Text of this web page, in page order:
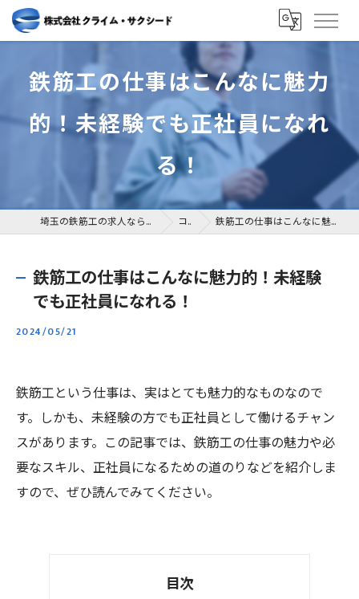
鉄筋工の仕事はこんなに魅力
的！未経験でも正社員になれ
る！
埼玉の鉄筋工の求人なら株式会社クライム・サクシード コラム 鉄筋工の仕事はこんなに魅力的！未経験でも正社員になれる！
鉄筋工の仕事はこんなに魅力的！未経験
でも正社員になれる！
2024/05/21
鉄筋工という仕事は、実はとても魅力的なものなので
す。しかも、未経験の方でも正社員として働けるチャン
スがあります。この記事では、鉄筋工の仕事の魅力や必
要なスキル、正社員になるための道のりなどを紹介しま
すので、ぜひ読んでみてください。
目次